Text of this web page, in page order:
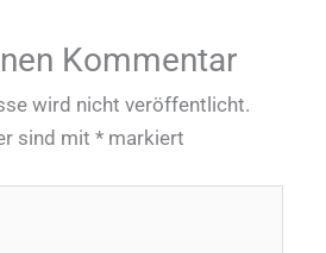
Kommentar
wird nicht veröffentlicht.
sind mit* markiert